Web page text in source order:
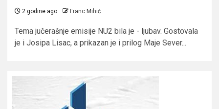
2 godine ago Franc Mihić
Tema jučerašnje emisije NU2 bila je - ljubav. Gostovala
je i Josipa Lisac, a prikazan je i prilog Maje Sever...